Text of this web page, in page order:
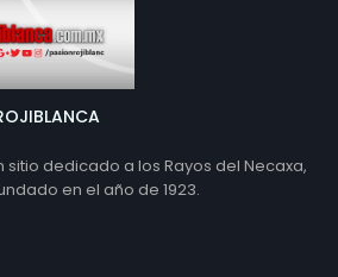
sitio dedicado a los Rayos del Necaxa,
en el año de 1923.